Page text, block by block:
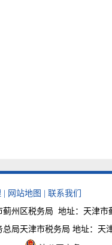
网站地图
联系我们
蓟州区税务局 地址：天津
局天津市税务局 地址：天